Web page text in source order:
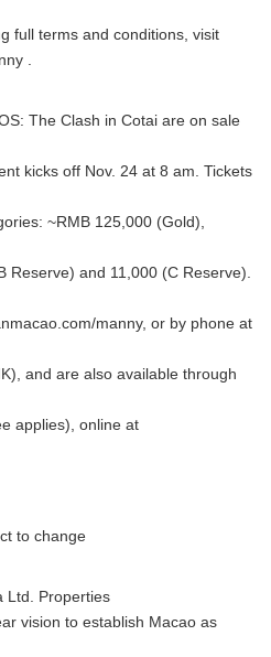
full terms and conditions, visit
.
The Clash in Cotai are on sale
kicks off Nov. 24 at 8 am. Tickets
~RMB 125,000 (Gold),
Reserve) and 11,000 (C Reserve).
manny, or by phone at
and are also available through
applies), online at
to change
Ltd. Properties
vision to establish Macao as